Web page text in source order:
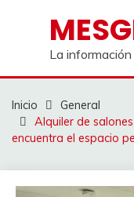
contenidoLa
Inicio
General
Alquiler de
encuentra el espacio